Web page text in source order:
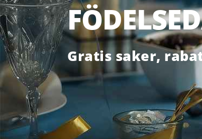
Gratis saker,